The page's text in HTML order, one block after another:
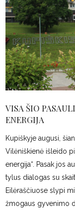
VISA ŠIO
ENERGIJA
Kupiškyje augusi,
Vilėniškienė išleido
energija“. Pasak jos
tylus dialogas su
Eilėraščiuose slypi
žmogaus gyvenimo